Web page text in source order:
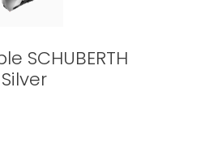
SCHUBERTH